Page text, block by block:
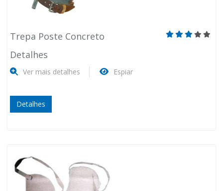
Trepa Poste Concreto
Detalhes
Ver mais detalhes Espiar
Detalhes